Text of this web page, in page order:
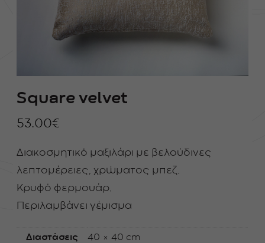
Square velvet
53.00€
Διακοσμητικό μαξιλάρι με βελούδινες
λεπτομέρειες, χρώματος μπεζ.
Κρυφό φερμουάρ.
Περιλαμβάνει γέμισμα
Διαστάσεις 40 × 40 cm